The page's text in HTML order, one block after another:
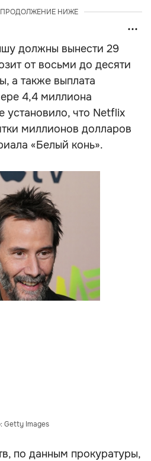
НИЖЕ
должны вынести 29
от восьми до десяти
а также выплата
4,4 миллиона
установило, что Netflix
миллионов долларов
«Белый конь».
Getty Images
по данным прокуратуры,